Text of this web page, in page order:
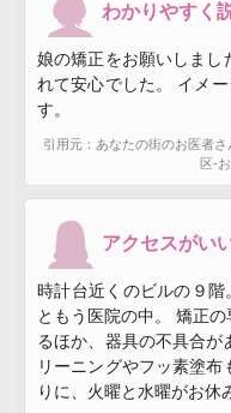
わかりやすく
娘の矯正をお願いしまし
れて安心でした。 イメ
す。
引用元：あなたの街のお医者
区-
アクセスがい
時計台近くのビルの９階
ともう医院の中。 矯正
るほか、器具の不具合が
リーニングやフッ素塗
りに、火曜と水曜がお休